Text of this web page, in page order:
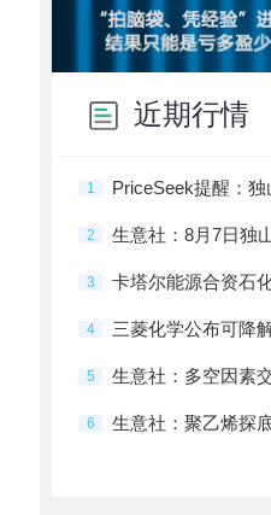
近期行情
1
2
3
4
5
6